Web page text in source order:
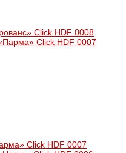
Click HDF 0008
Click HDF 0007